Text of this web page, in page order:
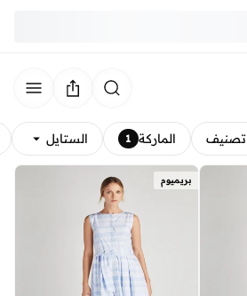
تصنيف الماركة 1 الستايل
بريميوم